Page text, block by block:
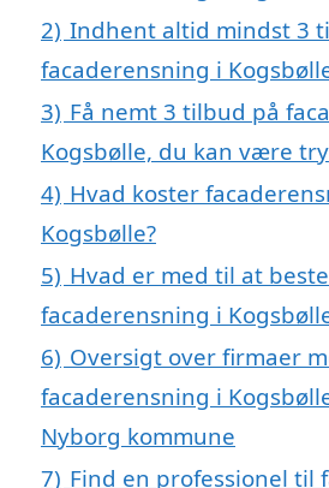
2) Indhent altid mindst 3
facaderensning i
3) Få nemt 3 tilbud på
Kogsbølle, du kan være
4) Hvad koster
Kogsbølle?
5) Hvad er med til at
facaderensning i
6) Oversigt over firmaer
facaderensning i
Nyborg kommune
7) Find en professionel til